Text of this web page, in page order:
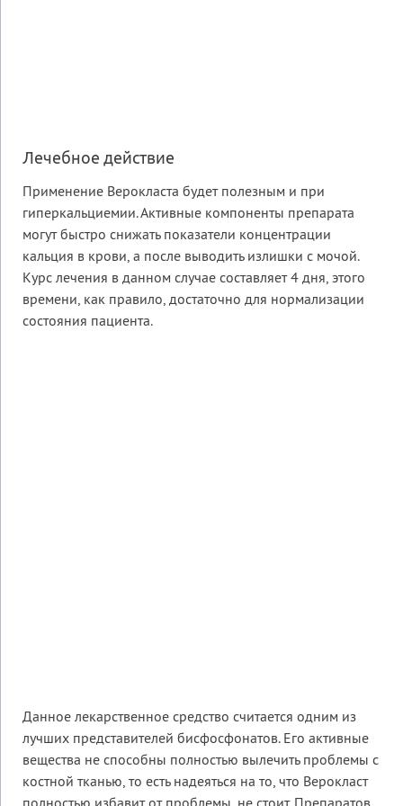
Лечебное действие
Применение Верокласта будет полезным и при
гиперкальциемии. Активные компоненты препарата
могут быстро снижать показатели концентрации
кальция в крови, а после выводить излишки с мочой.
Курс лечения в данном случае составляет 4 дня, этого
времени, как правило, достаточно для нормализации
состояния пациента.
Данное лекарственное средство считается одним из
лучших представителей бисфосфонатов. Его активные
вещества не способны полностью вылечить проблемы с
костной тканью, то есть надеяться на то, что Верокласт